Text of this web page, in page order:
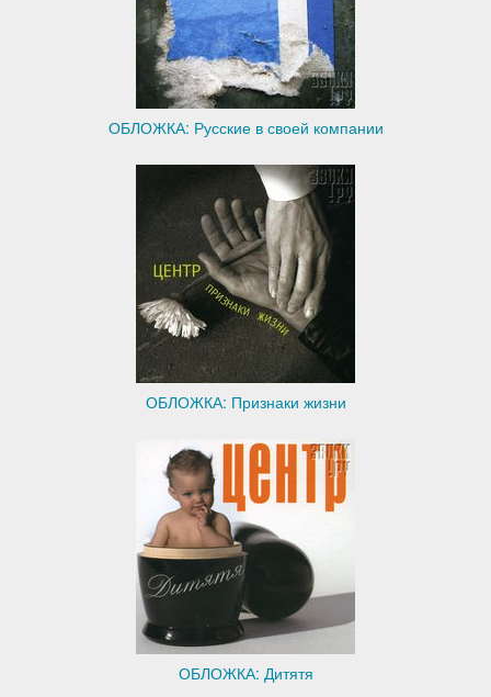
ОБЛОЖКА: Русские в своей компании
ОБЛОЖКА: Признаки жизни
ОБЛОЖКА: Дитятя